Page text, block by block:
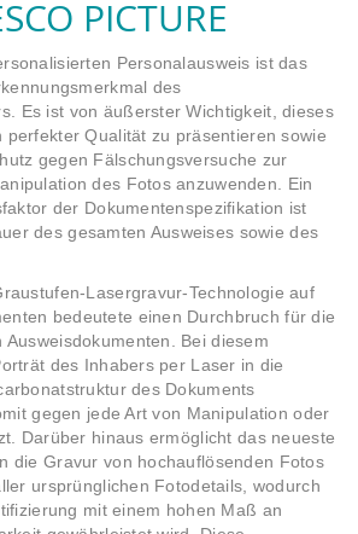
PICTURE
Personalausweis ist das
des
Es ist von äußerster Wichtigkeit, dieses
perfekter Qualität zu präsentieren sowie
gegen Fälschungsversuche zur
des Fotos anzuwenden. Ein
der Dokumentenspezifikation ist
des gesamten Ausweises sowie des
Lasergravur-Technologie auf
bedeutete einen Durchbruch für die
Ausweisdokumenten. Bei diesem
des Inhabers per Laser in die
des Dokuments
gegen jede Art von Manipulation oder
Darüber hinaus ermöglicht das neueste
die Gravur von hochauflösenden Fotos
ursprünglichen Fotodetails, wodurch
mit einem hohen Maß an